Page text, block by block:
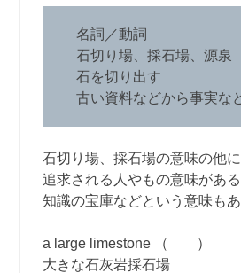
名詞／動詞
石切り場、採石場、源泉
石を切り出す
古い資料などから事実な
石切り場、採石場の意味の他
追求される人やもの意味がある
知識の宝庫などという意味もあ
a large limestone （ ）
大きな石灰岩採石場